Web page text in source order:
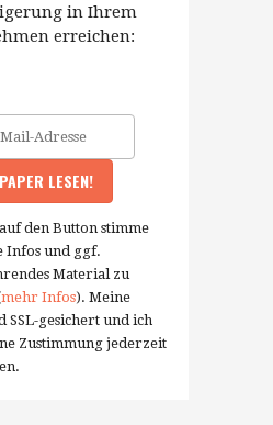
in Ihrem
erreichen:
den Button stimme
Infos und ggf.
Material zu
mehr Infos). Meine
SSL-gesichert und ich
Zustimmung jederzeit